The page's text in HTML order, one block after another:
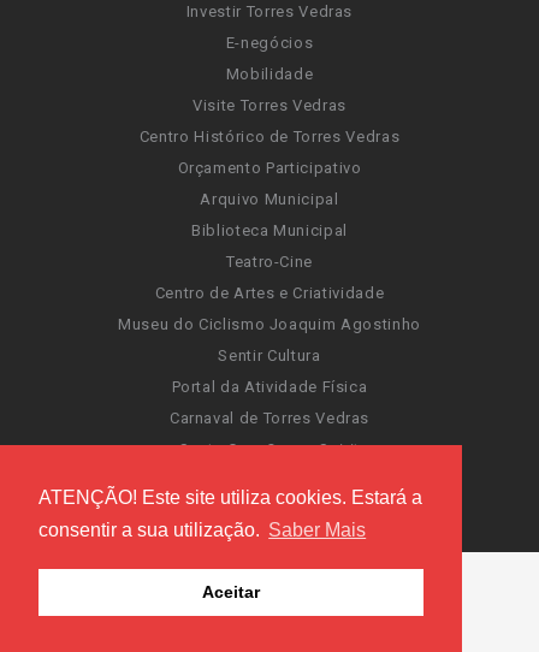
ATENÇÃO! Este site utiliza cookies. Estará a
consentir a sua utilização. Saber Mais
Aceitar
Investir Torres Vedras
E-negócios
Mobilidade
Visite Torres Vedras
Centro Histórico de Torres Vedras
Orçamento Participativo
Arquivo Municipal
Biblioteca Municipal
Teatro-Cine
Centro de Artes e Criatividade
Museu do Ciclismo Joaquim Agostinho
Sentir Cultura
Portal da Atividade Física
Carnaval de Torres Vedras
Santa Cruz Ocean Spirit